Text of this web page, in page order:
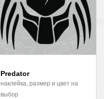
Predator
наклейка, размер и цвет на
выбор